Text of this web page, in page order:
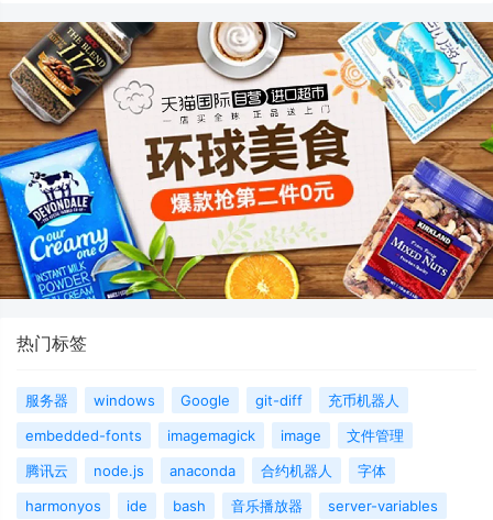
热门标签
服务器 windows Google git-diff
充币机器人
embedded-fonts
imagemagick image
文件管理
腾讯云
node.js anaconda 合约机器人
字体
harmonyos
ide bash 音乐播放器
server-variables